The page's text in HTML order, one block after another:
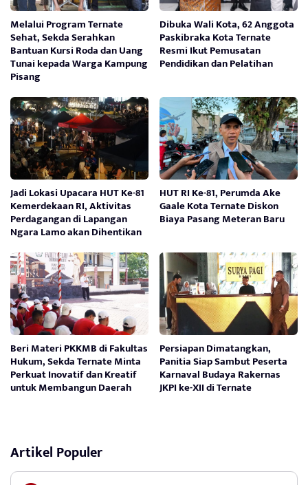
Melalui Program Ternate
Sehat, Sekda Serahkan
Bantuan Kursi Roda dan Uang
Tunai kepada Warga Kampung
Pisang
Dibuka Wali Kota, 62 Anggota
Paskibraka Kota Ternate
Resmi Ikut Pemusatan
Pendidikan dan Pelatihan
Jadi Lokasi Upacara HUT Ke-81
Kemerdekaan RI, Aktivitas
Perdagangan di Lapangan
Ngara Lamo akan Dihentikan
HUT RI Ke-81, Perumda Ake
Gaale Kota Ternate Diskon
Biaya Pasang Meteran Baru
Beri Materi PKKMB di Fakultas
Hukum, Sekda Ternate Minta
Perkuat Inovatif dan Kreatif
untuk Membangun Daerah
Persiapan Dimatangkan,
Panitia Siap Sambut Peserta
Karnaval Budaya Rakernas
JKPI ke-XII di Ternate
Artikel Populer